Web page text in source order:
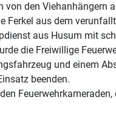
von den
Ferkel aus dem
aus Husum mit
die Freiwillige
und einem
beenden.